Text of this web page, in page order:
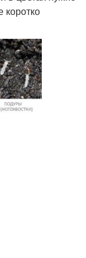
коротко